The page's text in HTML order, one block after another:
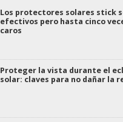
Los protectores solares stick
efectivos pero hasta cinco
caros
Proteger la vista durante el
solar: claves para no dañar la